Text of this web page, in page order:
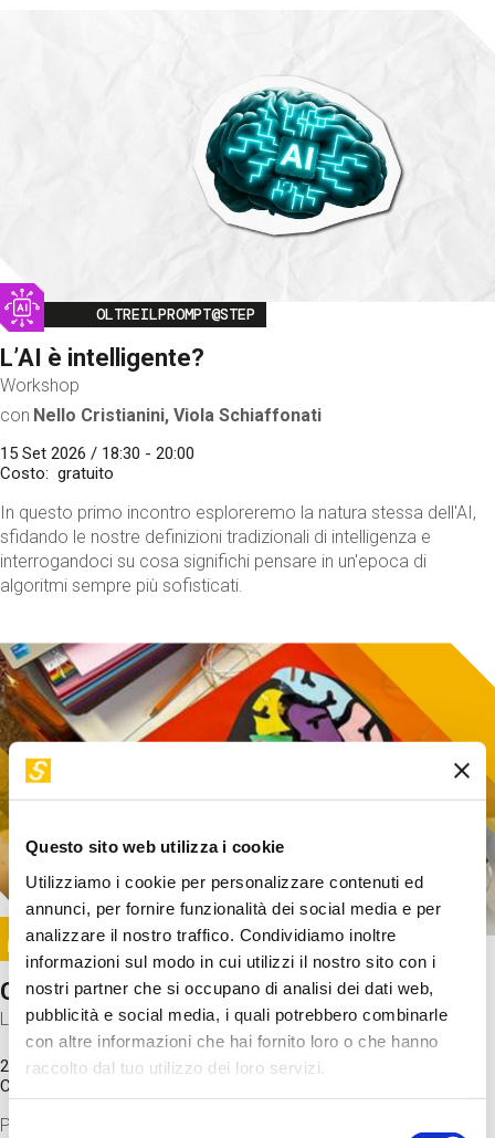
Questo sito web utilizza i cookie
Utilizziamo i cookie per personalizzare contenuti ed
annunci, per fornire funzionalità dei social media e per
analizzare il nostro traffico. Condividiamo inoltre
informazioni sul modo in cui utilizzi il nostro sito con i
nostri partner che si occupano di analisi dei dati web,
pubblicità e social media, i quali potrebbero combinarle
con altre informazioni che hai fornito loro o che hanno
raccolto dal tuo utilizzo dei loro servizi.
Selezione
Image
OLTREILPROMPT@STEP
L’AI è intelligente?
Workshop
con Nello Cristianini, Viola Schiaffonati
15 Set 2026 / 18:30 - 20:00
Costo
gratuito
In questo primo incontro esploreremo la natura stessa dell'AI,
sfidando le nostre definizioni tradizionali di intelligenza e
interrogandoci su cosa significhi pensare in un'epoca di
algoritmi sempre più sofisticati.
Image
SUNDAY@STEP
Come funziona il cervello?
Laboratorio
20 Set 2026 / 11:15 - 13:00
Costo
Proveremo a costruire un cervello in cartoncino cercando di